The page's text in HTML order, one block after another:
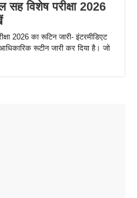
सह विशेष परीक्षा 2026
2026 का रूटिन जारी- इंटरमीडिएट
रूटीन जारी कर दिया है। जो